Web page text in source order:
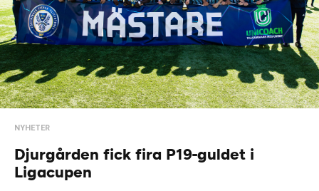
NYHETER
Djurgården fick fira P19-guldet i
Ligacupen